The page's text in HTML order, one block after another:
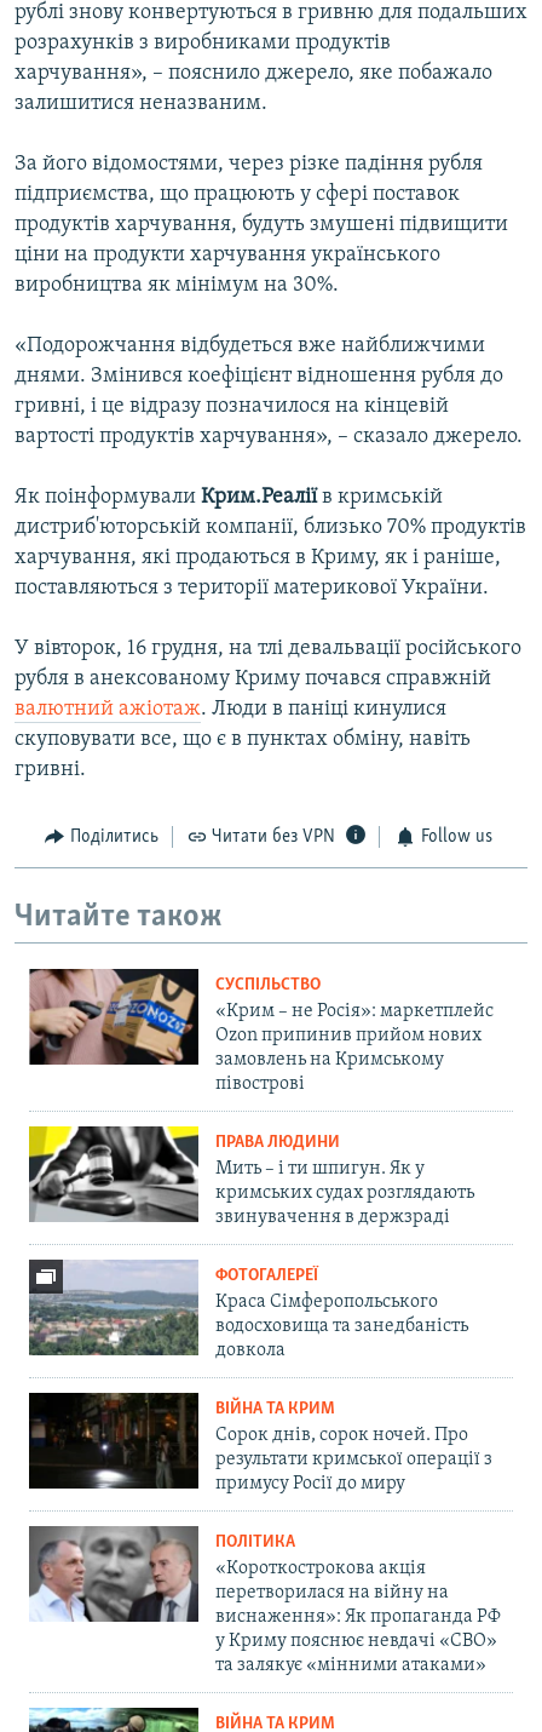
рублі знову конвертуються в гривню для подальших
розрахунків з виробниками продуктів
харчування», – пояснило джерело, яке побажало
залишитися неназваним.
За його відомостями, через різке падіння рубля
підприємства, що працюють у сфері поставок
продуктів харчування, будуть змушені підвищити
ціни на продукти харчування українського
виробництва як мінімум на 30%.
«Подорожчання відбудеться вже найближчими
днями. Змінився коефіцієнт відношення рубля до
гривні, і це відразу позначилося на кінцевій
вартості продуктів харчування», – сказало джерело.
Як поінформували Крим.Реаліїв кримській
дистриб'юторській компанії, близько 70% продуктів
харчування, які продаються в Криму, як і раніше,
поставляються з території материкової України.
У вівторок, 16 грудня, на тлі девальвації російського
рубля в анексованому Криму почався справжній
валютний ажіотаж. Люди в паніці кинулися
скуповувати все, що є в пунктах обміну, навіть
гривні.
Поділитись Читати без VPN Follow us
Читайте також
СУСПІЛЬСТВО
«Крим – не Росія»: маркетплейс
Ozon припинив прийом нових
замовлень на Кримському
півострові
ПРАВА ЛЮДИНИ
Мить – і ти шпигун. Як у
кримських судах розглядають
звинувачення в держзраді
ФОТОГАЛЕРЕЇ
Краса Сімферопольського
водосховища та занедбаність
довкола
ВІЙНА ТА КРИМ
Сорок днів, сорок ночей. Про
результати кримської операції з
примусу Росії до миру
ПОЛІТИКА
«Короткострокова акція
перетворилася на війну на
виснаження»: Як пропаганда РФ
у Криму пояснює невдачі «СВО»
та залякує «мінними атаками»
ВІЙНА ТА КРИМ